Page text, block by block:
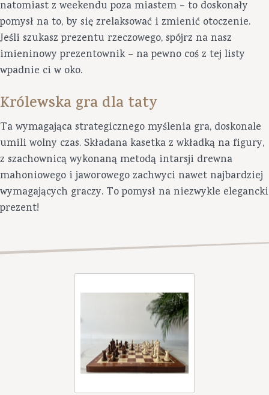
natomiast z weekendu poza miastem – to doskonały
pomysł na to, by się zrelaksować i zmienić otoczenie.
Jeśli szukasz prezentu rzeczowego, spójrz na nasz
imieninowy prezentownik – na pewno coś z tej listy
wpadnie ci w oko.
Królewska gra dla taty
Ta wymagająca strategicznego myślenia gra, doskonale
umili wolny czas. Składana kasetka z wkładką na figury,
z szachownicą wykonaną metodą intarsji drewna
mahoniowego i jaworowego zachwyci nawet najbardziej
wymagających graczy. To pomysł na niezwykle elegancki
prezent!